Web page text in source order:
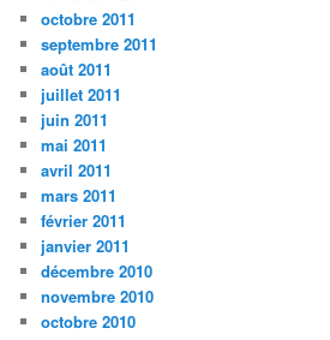
octobre 2011
septembre 2011
août 2011
juillet 2011
juin 2011
mai 2011
avril 2011
mars 2011
février 2011
janvier 2011
décembre 2010
novembre 2010
octobre 2010